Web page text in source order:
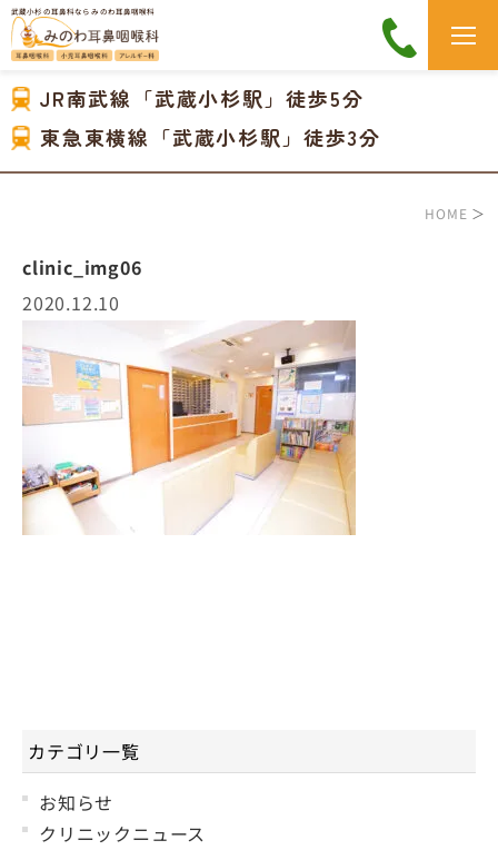
武蔵小杉の耳鼻科なら みのわ耳鼻咽喉科
JR南武線「武蔵小杉駅」徒歩5分
東急東横線「武蔵小杉駅」徒歩3分
HOME ＞
clinic_img06
2020.12.10
カテゴリ一覧
お知らせ
クリニックニュース